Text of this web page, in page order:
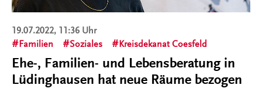
19.07.2022, 11:36 Uhr
Familien
Soziales Kreisdekanat Coesfeld
Ehe-, Familien- und Lebensberatung in
Lüdinghausen hat neue Räume bezogen